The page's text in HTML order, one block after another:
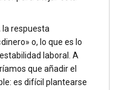
la respuesta
o, lo que es lo
laboral. A
que añadir el
es difícil plantearse